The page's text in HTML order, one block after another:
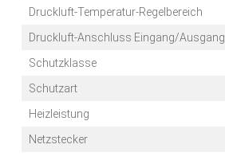
Druckluft-Temperatur-Regelbereich
Druckluft-Anschluss Eingang/Ausgang
Schutzklasse
Schutzart
Heizleistung
Netzstecker